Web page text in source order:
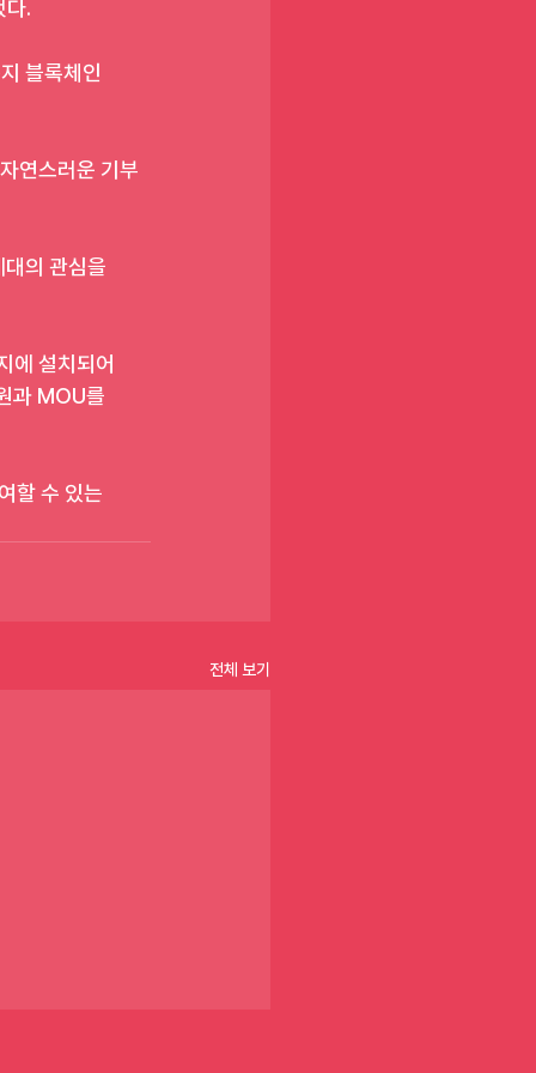
다.
블록체인
연스러운 기부
의 관심을
에 설치되어
과 MOU를
할 수 있는
전체 보기